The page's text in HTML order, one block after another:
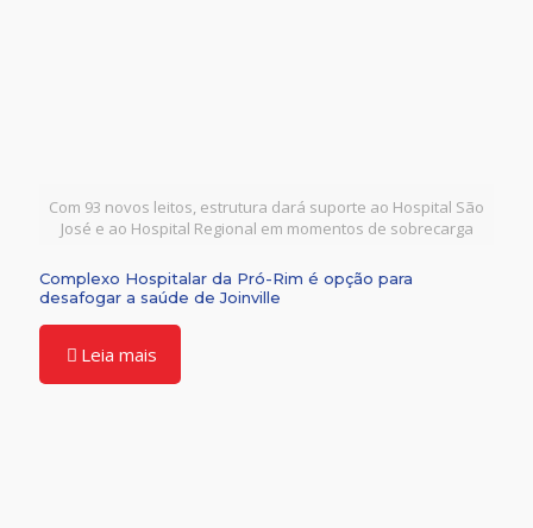
Com 93 novos leitos, estrutura dará suporte ao Hospital São
José e ao Hospital Regional em momentos de sobrecarga
Complexo Hospitalar da Pró-Rim é opção para
desafogar a saúde de Joinville
Leia mais